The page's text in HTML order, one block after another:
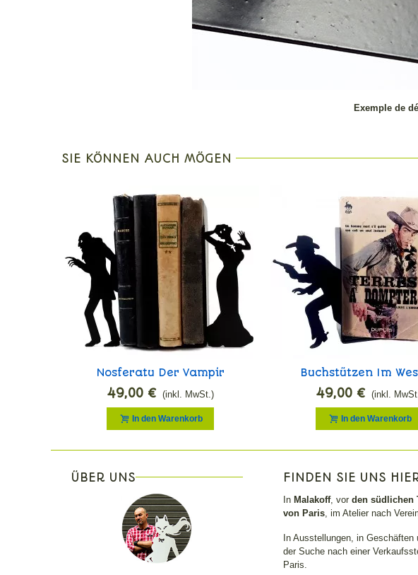
Exemple de
SIE KÖNNEN AUCH MÖGEN
Nosferatu Der Vampir
49,00 € (inkl. MwSt.)
In den Warenkorb
Buchstützen Im
49,00 € (inkl.
In den Warenkorb
ÜBER UNS FINDEN SIE UNS
In Malakoff, vor den südlichen
von Paris, im Atelier nach
In Ausstellungen, in Geschäften
der Suche nach einer
Paris.